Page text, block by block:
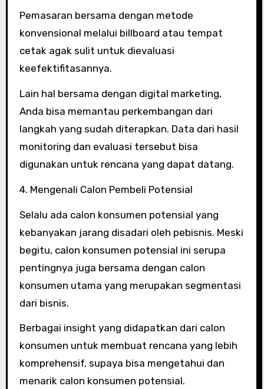
Pemasaran bersama dengan metode
konvensional melalui billboard atau tempat
cetak agak sulit untuk dievaluasi
keefektifitasannya.
Lain hal bersama dengan digital marketing,
Anda bisa memantau perkembangan dari
langkah yang sudah diterapkan. Data dari hasil
monitoring dan evaluasi tersebut bisa
digunakan untuk rencana yang dapat datang.
4. Mengenali Calon Pembeli Potensial
Selalu ada calon konsumen potensial yang
kebanyakan jarang disadari oleh pebisnis. Meski
begitu, calon konsumen potensial ini serupa
pentingnya juga bersama dengan calon
konsumen utama yang merupakan segmentasi
dari bisnis.
Berbagai insight yang didapatkan dari calon
konsumen untuk membuat rencana yang lebih
komprehensif, supaya bisa mengetahui dan
menarik calon konsumen potensial.